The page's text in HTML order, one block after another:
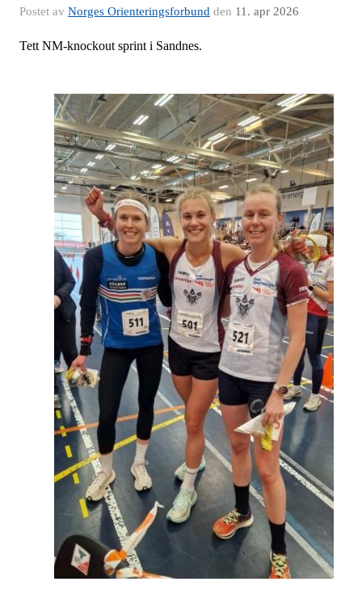
Postet av Norges Orienteringsforbund den 11. apr 2026
Tett NM-knockout sprint i Sandnes.